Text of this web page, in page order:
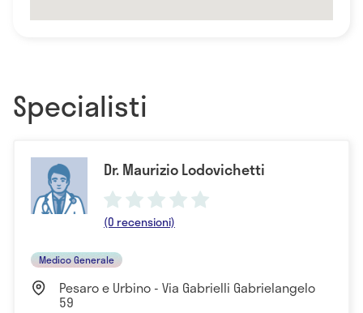
Specialisti
Dr. Maurizio Lodovichetti
(0 recensioni)
Medico Generale
Pesaro e Urbino - Via Gabrielli Gabrielangelo
59